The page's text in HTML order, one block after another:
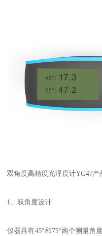
双角度高精度光泽度计YG47产
1 、双角度设计
仪器具有45°和75°两个测量角